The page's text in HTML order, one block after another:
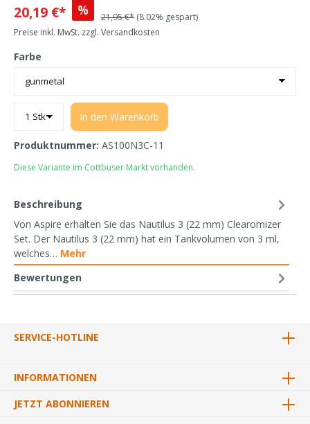
20,19 €* % 21,95 €* (8.02% gespart)
Preise inkl. MwSt. zzgl. Versandkosten
Farbe
In den Warenkorb
Produktnummer: AS100N3C-11
Diese Variante im Cottbuser Markt vorhanden.
Beschreibung
Von Aspire erhalten Sie das Nautilus 3 (22 mm) Clearomizer
Set. Der Nautilus 3 (22 mm) hat ein Tankvolumen von 3 ml,
welches… Mehr
Bewertungen
SERVICE-HOTLINE
INFORMATIONEN
JETZT ABONNIEREN